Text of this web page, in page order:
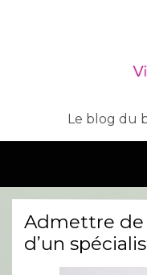
Le blog du
Admettre de
d’un